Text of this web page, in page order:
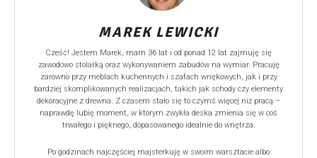
MAREK LEWICKI
Cześć! Jestem Marek, mam 36 lat i od ponad 12 lat zajmuję się
zawodowo stolarką oraz wykonywaniem zabudów na wymiar. Pracuję
zarówno przy meblach kuchennych i szafach wnękowych, jak i przy
bardziej skomplikowanych realizacjach, takich jak schody czy elementy
dekoracyjne z drewna. Z czasem stało się to czymś więcej niż pracą –
naprawdę lubię moment, w którym zwykła deska zmienia się w coś
trwałego i pięknego, dopasowanego idealnie do wnętrza.
Po godzinach najczęściej majsterkuję w swoim warsztacie albo